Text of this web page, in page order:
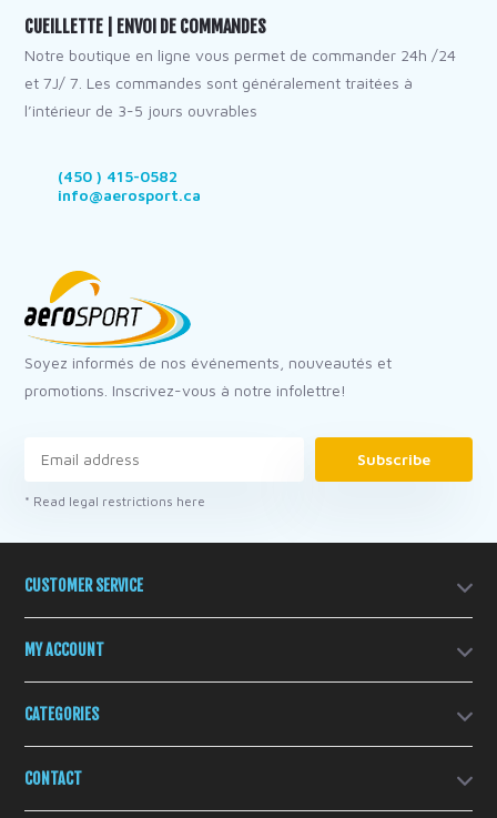
CUEILLETTE | ENVOI DE COMMANDES
Notre boutique en ligne vous permet de commander 24h /24
et 7J/ 7. Les commandes sont généralement traitées à
l’intérieur de 3-5 jours ouvrables
(450 ) 415-0582
info@aerosport.ca
Soyez informés de nos événements, nouveautés et
promotions. Inscrivez-vous à notre infolettre!
Subscribe
* Read legal restrictions here
CUSTOMER SERVICE
MY ACCOUNT
CATEGORIES
CONTACT